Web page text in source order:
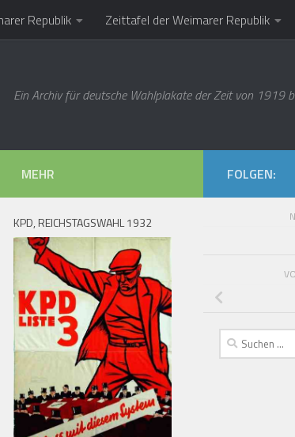
Republik Zeittafel der Weimarer Republik
Ein Archiv für deutsche Wahlplakate der Zeit von 1919
FOLGEN:
Suchen
nach:
MEHR
KPD, REICHSTAGSWAHL 1932